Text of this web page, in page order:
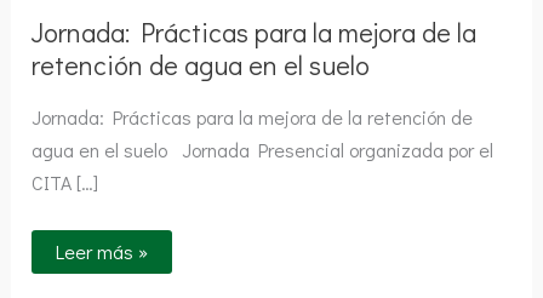
Jornada: Prácticas para la mejora de la
retención de agua en el suelo
Jornada: Prácticas para la mejora de la retención de
agua en el suelo Jornada Presencial organizada por el
CITA […]
de
la
retención
de
en
suelo
Leer más »